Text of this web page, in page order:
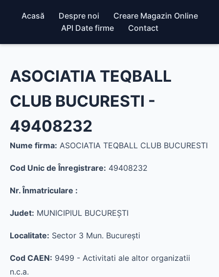
Acasă Despre noi
Creare Magazin Online
API Date firme
Contact
ASOCIATIA TEQBALL
CLUB BUCURESTI -
49408232
Nume firma: ASOCIATIA TEQBALL CLUB BUCURESTI
Cod Unic de Înregistrare: 49408232
Nr. Înmatriculare :
Judet: MUNICIPIUL BUCUREŞTI
Localitate: Sector 3 Mun. Bucureşti
Cod CAEN: 9499 - Activitati ale altor organizatii
n.c.a.